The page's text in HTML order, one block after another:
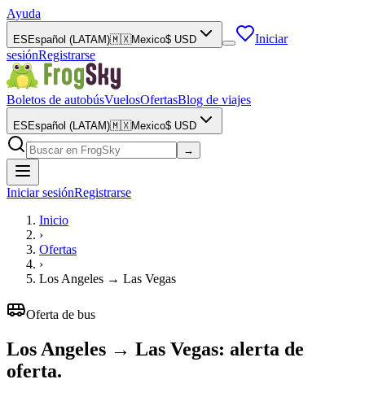
Ayuda
ES Español (LATAM)🇲🇽Mexico$ USD
Iniciar
sesiónRegistrarse
Boletos de autobúsVuelosOfertasBlog de viajes
ES Español (LATAM)🇲🇽Mexico$ USD
→
Iniciar sesiónRegistrarse
Inicio
›
Ofertas
›
Los Angeles → Las Vegas
Oferta de bus
Los Angeles → Las Vegas: alerta de
oferta.